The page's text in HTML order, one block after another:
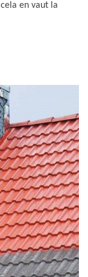
en vaut la